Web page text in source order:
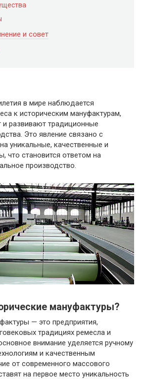
и совет
в мире наблюдается
к историческим мануфактурам,
развивают традиционные
Это явление связано с
уникальные, качественные и
что становится ответом на
производство.
мануфактуры?
— это предприятия,
традициях ремесла и
внимание уделяется ручному
и качественным
от современного массового
на первое место уникальность